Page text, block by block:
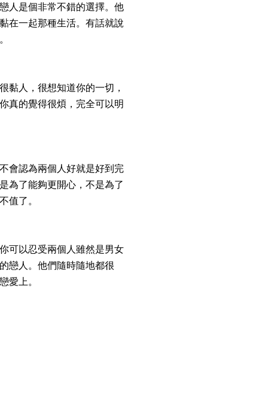
是個非常不錯的選擇。他
在一起那種生活。有話就說
人，很想知道你的一切，
真的覺得很煩，完全可以明
認為兩個人好就是好到完
為了能夠更開心，不是為了
值了。
以忍受兩個人雖然是男女
戀人。他們隨時隨地都很
愛上。